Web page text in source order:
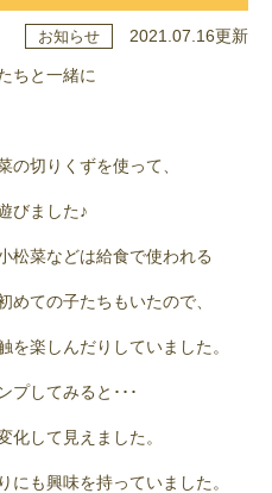
お知らせ 2021.07.16更新
ちと一緒に
の切りくずを使って、
びました♪
松菜などは給食で使われる
めての子たちもいたので、
を楽しんだりしていました。
プしてみると･･･
化して見えました。
にも興味を持っていました。